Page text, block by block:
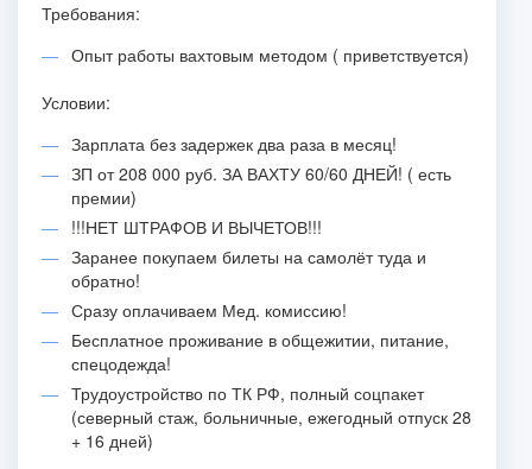
Требования:
Опыт работы вахтовым методом ( приветствуется)
Условии:
Зарплата без задержек два раза в месяц!
ЗП от 208 000 руб. ЗА ВАХТУ 60/60 ДНЕЙ! ( есть
премии)
!!!НЕТ ШТРАФОВ И ВЫЧЕТОВ!!!
Заранее покупаем билеты на самолёт туда и
обратно!
Сразу оплачиваем Мед. комиссию!
Бесплатное проживание в общежитии, питание,
спецодежда!
Трудоустройство по ТК РФ, полный соцпакет
(северный стаж, больничные, ежегодный отпуск 28
+ 16 дней)